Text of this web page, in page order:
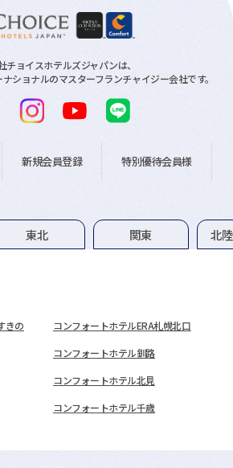
チョイスホテルズジャパンは、
ショナルのマスターフランチャイジー会社です。
新規会員登録 特別優待会員様
東北 関東 北
きの コンフォートホテルERA札幌北口
コンフォートホテル釧路
コンフォートホテル北見
コンフォートホテル千歳